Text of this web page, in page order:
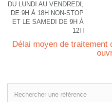
DU LUNDI AU VENDREDI,
DE 9H À 18H NON-STOP
ET LE SAMEDI DE 9H À
12H
Délai moyen de